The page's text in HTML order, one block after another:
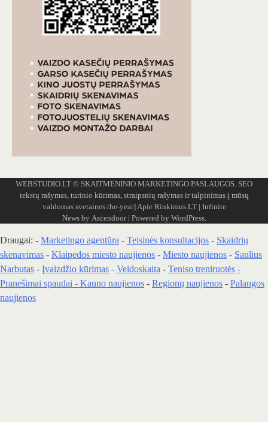
WEBSTUDIO.LT © SKAITMENINIO MARKETINGO PASLAUGOS. SEO
tekstų rašymas, turinio kūrimas, straipsnių rašymas ir talpinimas į mūsų
valdomas svetaines.the-year] Apie Rinkimus.LT| Infinite
News by Ascendoor| Powered by WordPress.
Draugai: - Marketingo agentūra - Teisinės konsultacijos - Skaidrių
skenavimas - Klaipedos miesto naujienos - Miesto naujienos - Saulius
Narbutas - Įvaizdžio kūrimas - Veidoskaita - Teniso treniruotės -
Pranešimai spaudai - Kauno naujienos - Regionų naujienos - Palangos
naujienos